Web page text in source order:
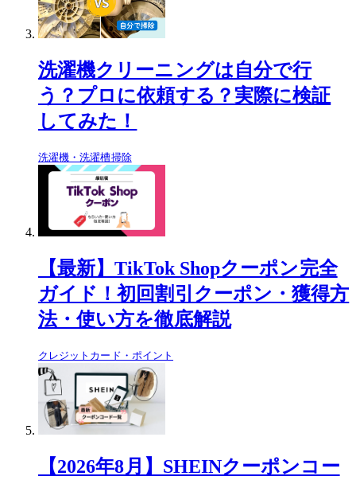
洗濯機クリーニングは自分で行
う？プロに依頼する？実際に検証
してみた！
洗濯機・洗濯槽掃除
【最新】TikTok Shopクーポン完全
ガイド！初回割引クーポン・獲得方
法・使い方を徹底解説
クレジットカード・ポイント
【2026年8月】SHEINクーポンコー